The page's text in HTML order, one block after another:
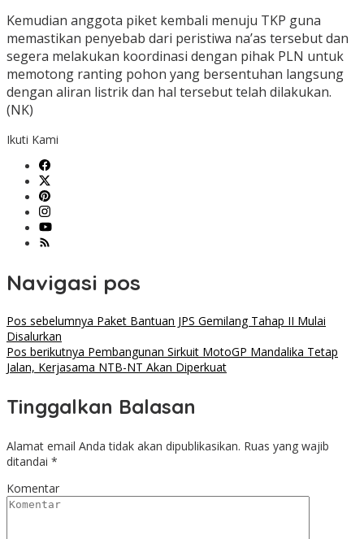
Kemudian anggota piket kembali menuju TKP guna
memastikan penyebab dari peristiwa na’as tersebut dan
segera melakukan koordinasi dengan pihak PLN untuk
memotong ranting pohon yang bersentuhan langsung
dengan aliran listrik dan hal tersebut telah dilakukan.
(NK)
Ikuti Kami
Navigasi pos
Pos sebelumnya Paket Bantuan JPS Gemilang Tahap II Mulai
Disalurkan
Pos berikutnya Pembangunan Sirkuit MotoGP Mandalika Tetap
Jalan, Kerjasama NTB-NT Akan Diperkuat
Tinggalkan Balasan
Alamat email Anda tidak akan dipublikasikan. Ruas yang wajib
ditandai *
Komentar